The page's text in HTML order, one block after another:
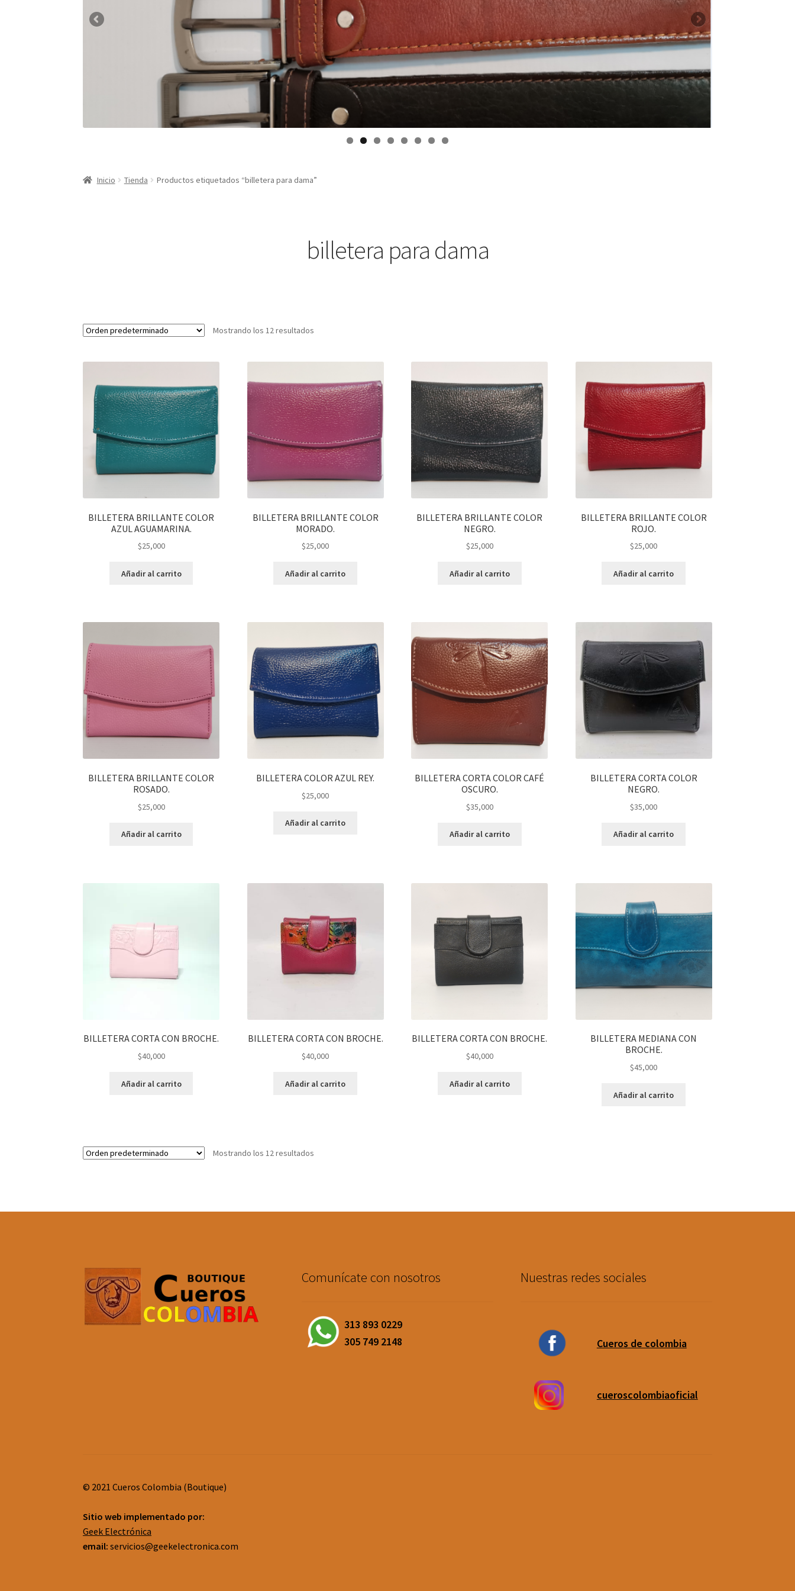
Inicio Tienda Productos etiquetados “billetera para dama”
billetera para dama
Mostrando los 12 resultados
BILLETERA BRILLANTE COLOR
AZUL AGUAMARINA.
$25,000
Añadir al carrito
BILLETERA BRILLANTE COLOR
MORADO.
$25,000
Añadir al carrito
BILLETERA BRILLANTE COLOR
NEGRO.
$25,000
Añadir al carrito
BILLETERA BRILLANTE COLOR
ROJO.
$25,000
Añadir al carrito
BILLETERA BRILLANTE COLOR
ROSADO.
$25,000
Añadir al carrito
BILLETERA COLOR AZUL REY.
$25,000
Añadir al carrito
BILLETERA CORTA COLOR CAFÉ
OSCURO.
$35,000
Añadir al carrito
BILLETERA CORTA COLOR
NEGRO.
$35,000
Añadir al carrito
BILLETERA CORTA CON BROCHE.
$40,000
Añadir al carrito
BILLETERA CORTA CON BROCHE.
$40,000
Añadir al carrito
BILLETERA CORTA CON BROCHE.
$40,000
Añadir al carrito
BILLETERA MEDIANA CON
BROCHE.
$45,000
Añadir al carrito
Mostrando los 12 resultados
Comunícate con nosotros
313 893 0229
305 749 2148
Nuestras redes sociales
Cueros de colombia
cueroscolombiaoficial
© 2021 Cueros Colombia (Boutique)
Sitio web implementado por:
Geek Electrónica
email: servicios@geekelectronica.com